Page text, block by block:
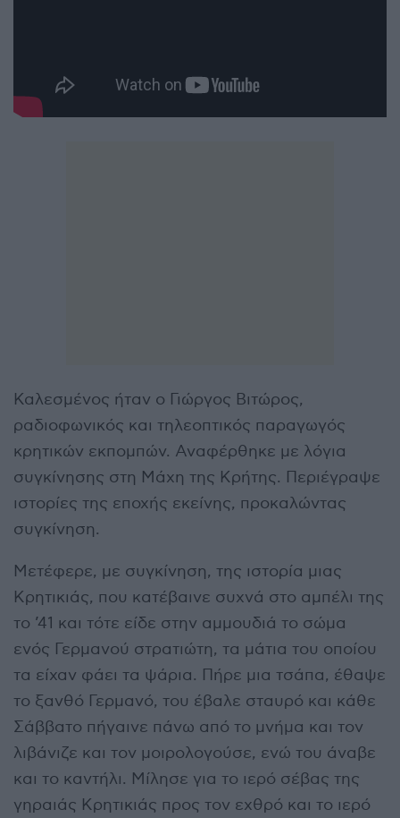
Καλεσμένος ήταν ο Γιώργος Βιτώρος,
ραδιοφωνικός και τηλεοπτικός παραγωγός
κρητικών εκπομπών. Αναφέρθηκε με λόγια
συγκίνησης στη Μάχη της Κρήτης. Περιέγραψε
ιστορίες της εποχής εκείνης, προκαλώντας
συγκίνηση.
Μετέφερε, με συγκίνηση, της ιστορία μιας
Κρητικιάς, που κατέβαινε συχνά στο αμπέλι της
το ’41 και τότε είδε στην αμμουδιά το σώμα
ενός Γερμανού στρατιώτη, τα μάτια του οποίου
τα είχαν φάει τα ψάρια. Πήρε μια τσάπα, έθαψε
το ξανθό Γερμανό, του έβαλε σταυρό και κάθε
Σάββατο πήγαινε πάνω από το μνήμα και τον
λιβάνιζε και τον μοιρολογούσε, ενώ του άναβε
και το καντήλι. Μίλησε για το ιερό σέβας της
γηραιάς Κρητικιάς προς τον εχθρό και το ιερό